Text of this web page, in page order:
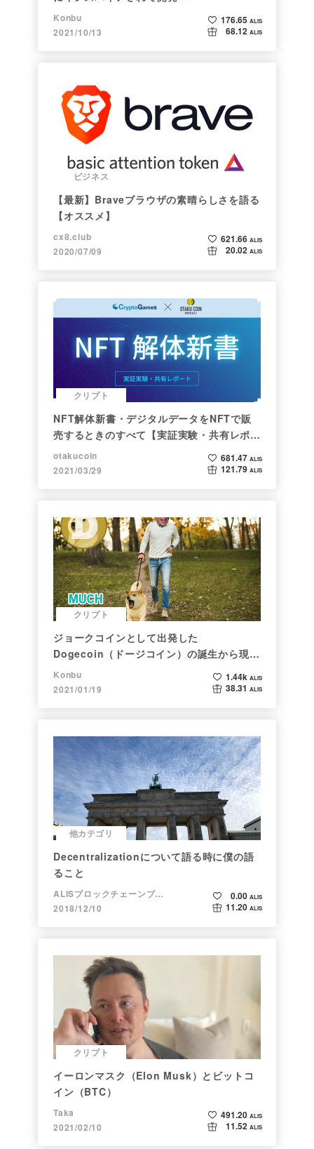
Konbu
2021/10/13
176.65 ALIS
68.12 ALIS
ビジネス
【最新】Braveブラウザの素晴らしさを語る
【オススメ】
cx8.club
2020/07/09
621.66 ALIS
20.02 ALIS
クリプト
NFT解体新書・デジタルデータをNFTで販
売するときのすべて【実証実験・共有レポー
ト】
otakucoin
2021/03/29
681.47 ALIS
121.79 ALIS
クリプト
ジョークコインとして出発した
Dogecoin（ドージコイン）の誕生から現在
まで。注目される非証券性🐶
Konbu
2021/01/19
1.44k ALIS
38.31 ALIS
他カテゴリ
Decentralizationについて語る時に僕の語
ること
ALISブロックチェーンブログ
2018/12/10
0.00 ALIS
11.20 ALIS
クリプト
イーロンマスク（Elon Musk）とビットコ
イン（BTC）
Taka
2021/02/10
491.20 ALIS
11.52 ALIS